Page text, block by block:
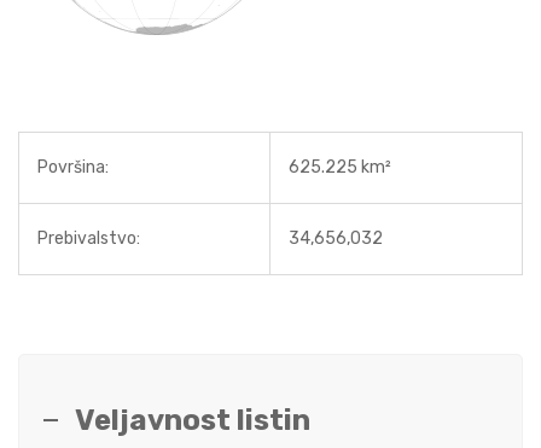
Površina: 625.225 km²
Prebivalstvo: 34,656,032
Veljavnost listin